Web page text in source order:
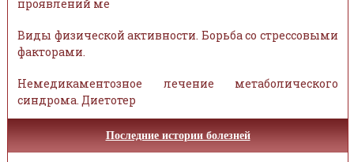
проявлений ме
Виды физической активности. Борьба со стрессовыми
факторами.
Немедикаментозное лечение метаболического
синдрома. Диетотер
Последние истории болезней